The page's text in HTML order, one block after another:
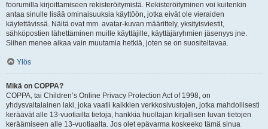
foorumilla kirjoittamiseen rekisteröitymistä. Rekisteröityminen voi kuitenkin
antaa sinulle lisää ominaisuuksia käyttöön, jotka eivät ole vieraiden
käytettävissä. Näitä ovat mm. avatar-kuvan määrittely, yksityisviestit,
sähköpostien lähettäminen muille käyttäjille, käyttäjäryhmien jäsenyys jne.
Siihen menee aikaa vain muutamia hetkiä, joten se on suositeltavaa.
Ylös
Mikä on COPPA?
COPPA, tai Children’s Online Privacy Protection Act of 1998, on
yhdysvaltalainen laki, joka vaatii kaikkien verkkosivustojen, jotka mahdollisesti
keräävät alle 13-vuotiailta tietoja, hankkia huoltajan kirjallisen luvan tietojen
keräämiseen alle 13-vuotiaalta. Jos olet epävarma koskeeko tämä sinua